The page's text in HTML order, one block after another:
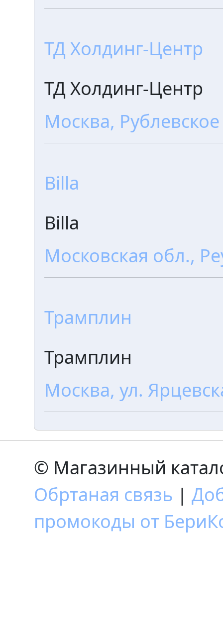
ТД Холдинг-Центр
ТД Холдинг-Центр
Москва,
Billa
Billa
Московская обл.,
Трамплин
Трамплин
Москва, ул.
© Магазинный
Обртаная связь |
промокоды от